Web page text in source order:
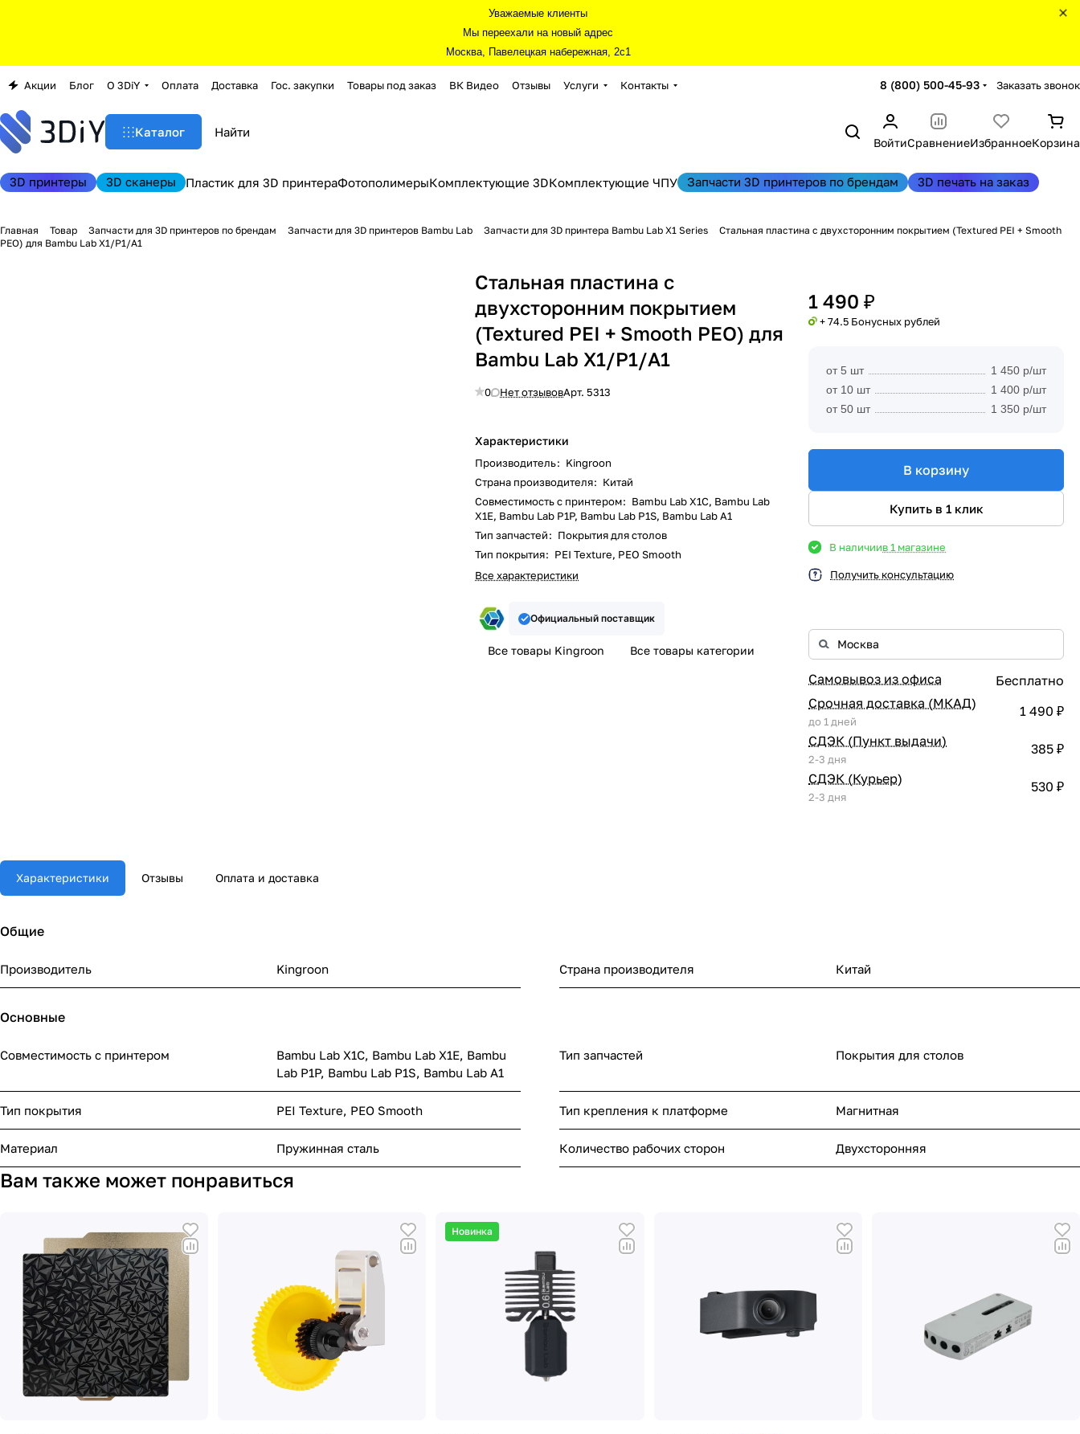
Уважаемые клиенты
Мы переехали на новый адрес
Москва, Павелецкая набережная, 2с1
Акции Блог О 3DiY Оплата Доставка Гос. закупки Товары под заказ ВК Видео Отзывы Услуги Контакты 8 (800) 500-45-93 Заказать звонок
Каталог
ВойтиСравнениеИзбранноеКорзина
3D принтеры 3D сканеры Пластик для 3D принтераФотополимерыКомплектующие 3DКомплектующие ЧПУ Запчасти 3D принтеров по брендам 3D печать на заказ
Главная Товар Запчасти для 3D принтеров по брендам Запчасти для 3D принтеров Bambu Lab Запчасти для 3D принтера Bambu Lab X1 Series
Стальная пластина с двухсторонним покрытием (Textured PEI + Smooth
PEO) для Bambu Lab X1/P1/A1
Стальная пластина с
двухсторонним покрытием
(Textured PEI + Smooth PEO) для
Bambu Lab X1/P1/A1
0 Нет отзывовАрт. 5313
Характеристики
Производитель: Kingroon
Страна производителя: Китай
Совместимость с принтером: Bambu Lab X1C, Bambu Lab
X1E, Bambu Lab P1P, Bambu Lab P1S, Bambu Lab A1
Тип запчастей: Покрытия для столов
Тип покрытия: PEI Texture, PEO Smooth
Все характеристики
Официальный поставщик
Все товары Kingroon Все товары категории
1 490 ₽
+ 74.5 Бонусных рублей
от 5 шт
1 450 р/шт
от 10 шт
1 400 р/шт
от 50 шт
1 350 р/шт
В корзину
Купить в 1 клик
В наличиив 1 магазине
Получить консультацию
Самовывоз из офиса
Бесплатно
Срочная доставка (МКАД)
до 1 дней
1 490 ₽
СДЭК (Пункт выдачи)
2-3 дня
385 ₽
СДЭК (Курьер)
2-3 дня
530 ₽
Характеристики Отзывы Оплата и доставка
Общие
Производитель Kingroon Страна производителя Китай
Основные
Совместимость с принтером
Bambu Lab X1C, Bambu Lab X1E, Bambu
Lab P1P, Bambu Lab P1S, Bambu Lab A1
Тип запчастей Покрытия для столов
Тип покрытия PEI Texture, PEO Smooth Тип крепления к платформе Магнитная
Материал Пружинная сталь Количество рабочих сторон Двухсторонняя
Вам также может понравиться
Новинка